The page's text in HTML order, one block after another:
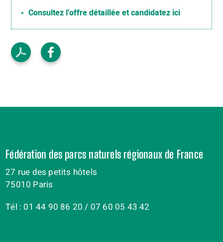
Consultez l’offre détaillée et candidatez ici
Fédération des parcs naturels régionaux de France
27 rue des petits hôtels
75010 Paris
Tél : 01 44 90 86 20 / 07 60 05 43 42